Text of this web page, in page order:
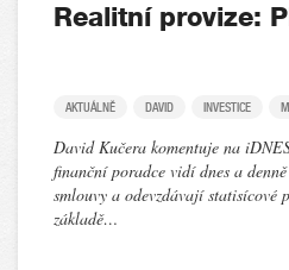
Realitní provize:
AKTUÁLNĚ DAVID INVESTICE
David Kučera komentuje na
finanční poradce vidí dnes a
smlouvy a odevzdávají statisícové
základě…